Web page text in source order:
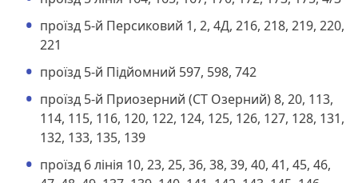
проїзд 5-й Персиковий 1, 2, 4Д, 216, 218, 219, 220,
221
проїзд 5-й Підйомний 597, 598, 742
проїзд 5-й Приозерний (СТ Озерний) 8, 20, 113,
114, 115, 116, 120, 122, 124, 125, 126, 127, 128, 131,
132, 133, 135, 139
проїзд 6 лінія 10, 23, 25, 36, 38, 39, 40, 41, 45, 46,